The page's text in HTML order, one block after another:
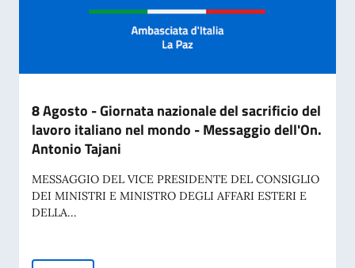
8 Agosto - Giornata nazionale del sacrificio del
lavoro italiano nel mondo - Messaggio dell'On.
Antonio Tajani
MESSAGGIO DEL VICE PRESIDENTE DEL CONSIGLIO
DEI MINISTRI E MINISTRO DEGLI AFFARI ESTERI E
DELLA...